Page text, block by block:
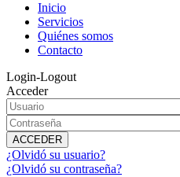
Inicio
Servicios
Quiénes somos
Contacto
Login-Logout
Acceder
¿Olvidó su usuario?
¿Olvidó su contraseña?